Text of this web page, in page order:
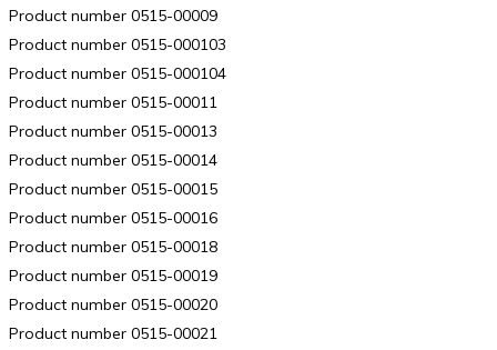
Product number 0515-00009
Product number 0515-000103
Product number 0515-000104
Product number 0515-00011
Product number 0515-00013
Product number 0515-00014
Product number 0515-00015
Product number 0515-00016
Product number 0515-00018
Product number 0515-00019
Product number 0515-00020
Product number 0515-00021